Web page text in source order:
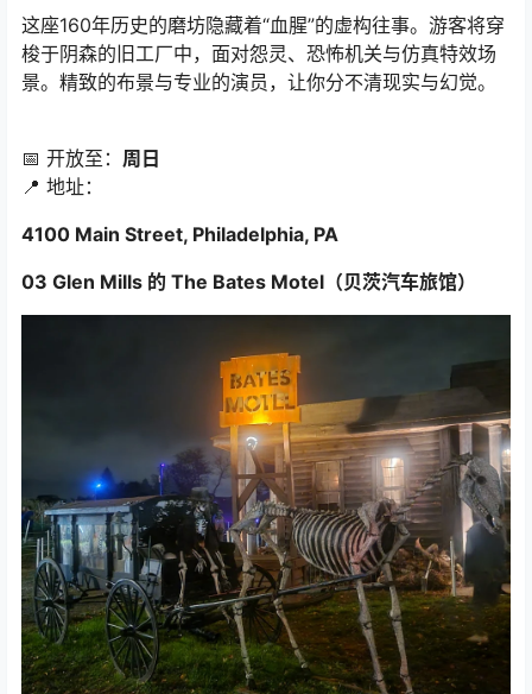
这座160年历史的磨坊隐藏着“血腥”的虚构往事。游客将穿
梭于阴森的旧工厂中，面对怨灵、恐怖机关与仿真特效场
景。精致的布景与专业的演员，让你分不清现实与幻觉。
📅 开放至： 周日
📍 地址：
4100 Main Street, Philadelphia, PA
03 Glen Mills 的 The Bates Motel（贝茨汽车旅馆）